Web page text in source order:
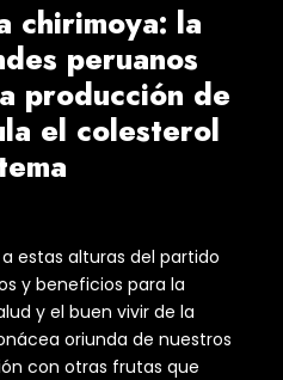
chirimoya: la
peruanos
producción de
el colesterol
estas alturas del partido
y beneficios para la
y el buen vivir de la
oriunda de nuestros
con otras frutas que